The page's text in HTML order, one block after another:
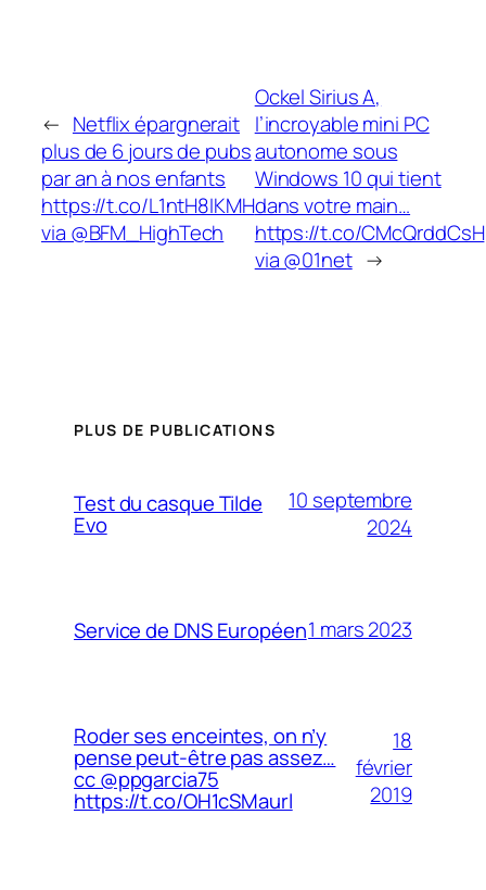
← Netflix épargnerait
plus de 6 jours de pubs
par an à nos enfants
https://t.co/L1ntH8IKMH
via @BFM_HighTech
Ockel Sirius A,
l’incroyable mini PC
autonome sous
Windows 10 qui tient
dans votre main…
https://t.co/CMcQrddCsH
via @01net →
PLUS DE PUBLICATIONS
Test du casque Tilde
Evo
10 septembre
2024
Service de DNS Européen1 mars 2023
Roder ses enceintes, on n’y
pense peut-être pas assez…
cc @ppgarcia75
https://t.co/OH1cSMaurl
18
février
2019